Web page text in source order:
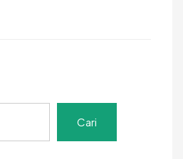
Cari